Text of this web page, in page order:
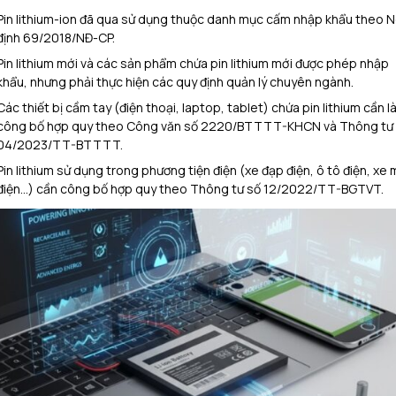
lithium-ion đã qua sử dụng thuộc danh mục cấm nhập khẩu theo
69/2018/NĐ-CP.​
lithium mới và các sản phẩm chứa pin lithium mới được phép nhập
nhưng phải thực hiện các quy định quản lý chuyên ngành.​
thiết bị cầm tay (điện thoại, laptop, tablet) chứa pin lithium cần
bố hợp quy theo Công văn số 2220/BTTTT-KHCN và Thông tư
2023/TT-BTTTT.​
lithium sử dụng trong phương tiện điện (xe đạp điện, ô tô điện, xe
cần công bố hợp quy theo Thông tư số 12/2022/TT-BGTVT.​